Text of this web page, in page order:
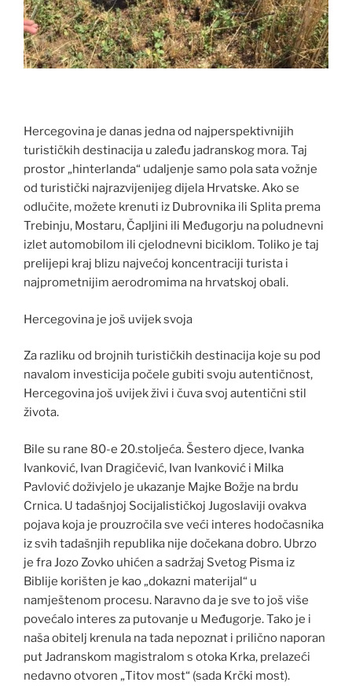
Hercegovina je danas jedna od najperspektivnijih
turističkih destinacija u zaleđu jadranskog mora. Taj
prostor „hinterlanda“ udaljenje samo pola sata vožnje
od turistički najrazvijenijeg dijela Hrvatske. Ako se
odlučite, možete krenuti iz Dubrovnika ili Splita prema
Trebinju, Mostaru, Čapljini ili Međugorju na poludnevni
izlet automobilom ili cjelodnevni biciklom. Toliko je taj
prelijepi kraj blizu najvećoj koncentraciji turista i
najprometnijim aerodromima na hrvatskoj obali.
Hercegovina je još uvijek svoja
Za razliku od brojnih turističkih destinacija koje su pod
navalom investicija počele gubiti svoju autentičnost,
Hercegovina još uvijek živi i čuva svoj autentični stil
života.
Bile su rane 80-e 20.stoljeća. Šestero djece, Ivanka
Ivanković, Ivan Dragičević, Ivan Ivanković i Milka
Pavlović doživjelo je ukazanje Majke Božje na brdu
Crnica. U tadašnjoj Socijalističkoj Jugoslaviji ovakva
pojava koja je prouzročila sve veći interes hodočasnika
iz svih tadašnjih republika nije dočekana dobro. Ubrzo
je fra Jozo Zovko uhićen a sadržaj Svetog Pisma iz
Biblije korišten je kao „dokazni materijal“ u
namještenom procesu. Naravno da je sve to još više
povećalo interes za putovanje u Međugorje. Tako je i
naša obitelj krenula na tada nepoznat i prilično naporan
put Jadranskom magistralom s otoka Krka, prelazeći
nedavno otvoren „Titov most“ (sada Krčki most).